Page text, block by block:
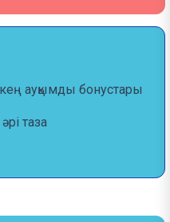
ауқымды бонустары
таза